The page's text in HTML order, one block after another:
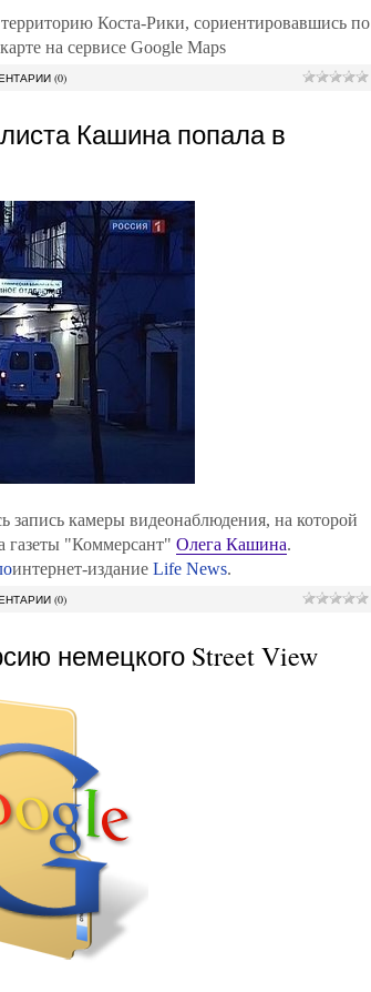
Коста-Рики, сориентировавшись по
на сервисе Google Maps
(0)
Кашина попала в
запись камеры видеонаблюдения, на которой
газеты "Коммерсант" Олега Кашина.
интернет-издание Life News.
(0)
немецкого Street View